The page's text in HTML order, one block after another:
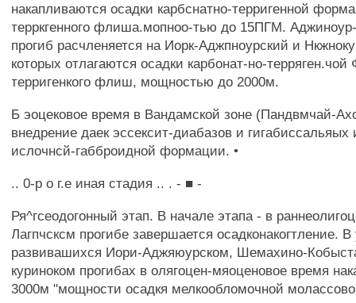
накапливаются осадки карбснатно-терригенной
терркгенного флиша.мопноо-тью до 15ПГМ.
прогиб расчленяется на Иорк-Аджпноурский и
которых отлагаются осадки карбонат-но-
терригенкого флиш, мощностью до 2000м.
Б эоцековое время в Вандамской зоне (Пандвмчай-
внедрение даек эссексит-диабазов и гигабиссальяых
ислочнсй-габброидной формации. •
.. 0-р о г.е иная стадия .. . - ■ -
Ря^гсеодогонный этап. В начале этапа - в
Лагпчсксм прогибе завершается осадконакогтление.
развивашихся Иори-Аджяюурском, Шемахино-
куриноком прогибах в олягоцен-мяоценовое время
3000м "мощности осадкя мелкообломочной